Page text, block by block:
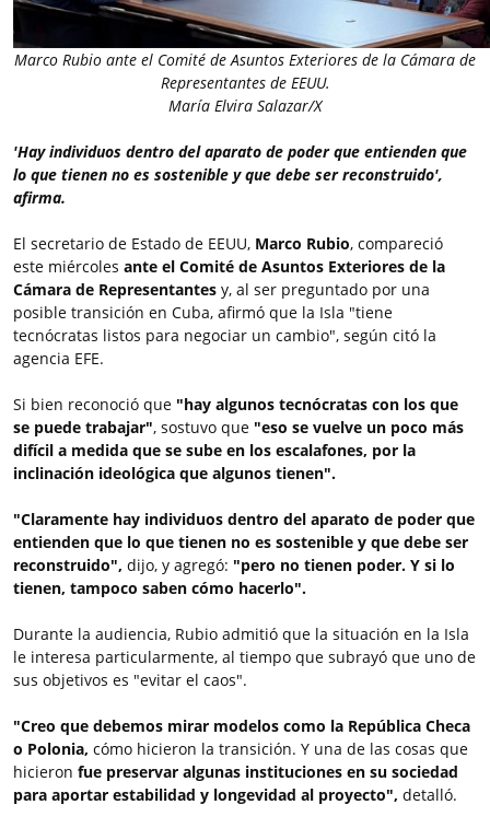
Marco Rubio ante el Comité de Asuntos Exteriores de la Cámara de
Representantes de EEUU.
María Elvira Salazar/X
'Hay individuos dentro del aparato de poder que entienden que
lo que tienen no es sostenible y que debe ser reconstruido',
afirma.
El secretario de Estado de EEUU, Marco Rubio, compareció
este miércoles ante el Comité de Asuntos Exteriores de la
Cámara de Representantes y, al ser preguntado por una
posible transición en Cuba, afirmó que la Isla "tiene
tecnócratas listos para negociar un cambio", según citó la
agencia EFE.
Si bien reconoció que "hay algunos tecnócratas con los que
se puede trabajar", sostuvo que "eso se vuelve un poco más
difícil a medida que se sube en los escalafones, por la
inclinación ideológica que algunos tienen".
"Claramente hay individuos dentro del aparato de poder que
entienden que lo que tienen no es sostenible y que debe ser
reconstruido", dijo, y agregó: "pero no tienen poder. Y si lo
tienen, tampoco saben cómo hacerlo".
Durante la audiencia, Rubio admitió que la situación en la Isla
le interesa particularmente, al tiempo que subrayó que uno de
sus objetivos es "evitar el caos".
"Creo que debemos mirar modelos como la República Checa
o Polonia, cómo hicieron la transición. Y una de las cosas que
hicieron fue preservar algunas instituciones en su sociedad
para aportar estabilidad y longevidad al proyecto", detalló.